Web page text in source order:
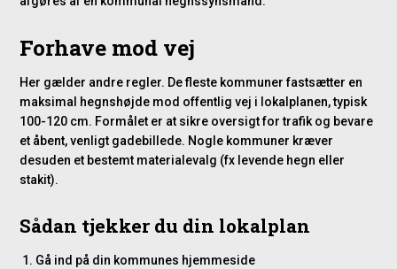
Forhave mod vej
Her gælder andre regler. De fleste kommuner fastsætter en
maksimal hegnshøjde mod offentlig vej i lokalplanen, typisk
100-120 cm. Formålet er at sikre oversigt for trafik og bevare
et åbent, venligt gadebillede. Nogle kommuner kræver
desuden et bestemt materialevalg (fx levende hegn eller
stakit).
Sådan tjekker du din lokalplan
Gå ind på din kommunes hjemmeside